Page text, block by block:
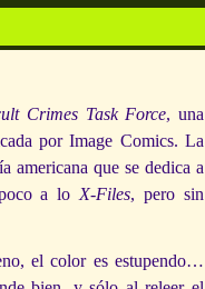
Crimes Task Force, una
por Image Comics. La
americana que se dedica a
a lo X-Files, pero sin
el color es estupendo…